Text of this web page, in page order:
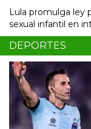
Lula promulga ley
sexual infantil en
DEPORTES